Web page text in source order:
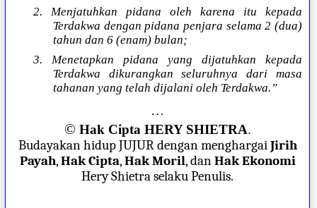
2. Menjatuhkan pidana oleh karena itu kepada
Terdakwa dengan pidana penjara selama 2 (dua)
tahun dan 6 (enam) bulan;
3. Menetapkan pidana yang dijatuhkan kepada
Terdakwa dikurangkan seluruhnya dari masa
tahanan yang telah dijalani oleh Terdakwa.”
…
© Hak Cipta HERY SHIETRA.
Budayakan hidup JUJUR dengan menghargaiJirih
Payah,Hak Cipta,Hak Moril, danHak Ekonomi
Hery Shietra selaku Penulis.